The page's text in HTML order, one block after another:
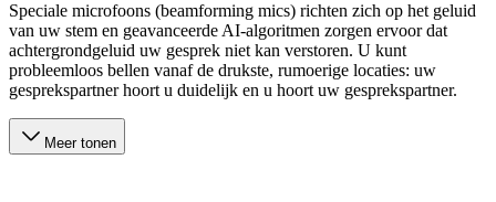
Speciale microfoons (beamforming mics) richten zich op het geluid
van uw stem en geavanceerde AI-algoritmen zorgen ervoor dat
achtergrondgeluid uw gesprek niet kan verstoren. U kunt
probleemloos bellen vanaf de drukste, rumoerige locaties: uw
gesprekspartner hoort u duidelijk en u hoort uw gesprekspartner.
Meer tonen